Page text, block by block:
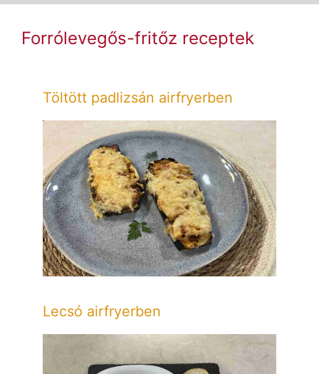
Forrólevegős-fritőz receptek
Töltött padlizsán airfryerben
Lecsó airfryerben